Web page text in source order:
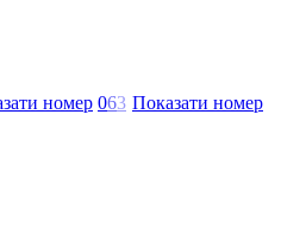
номер 063 Показати номер